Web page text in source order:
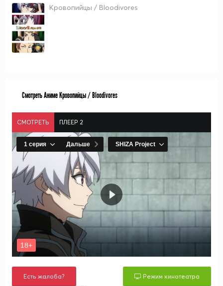
Кровопийцы / Bloodivores
Смотреть Аниме Кровопийцы / Bloodivores
СМОТРЕТЬ ПЛЕЕР 2
Есть жалоба?
Режим кинотеатра